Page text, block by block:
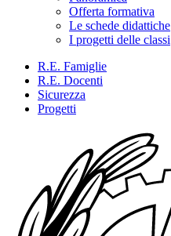
Offerta formativa
Le schede didattiche
I progetti delle classi
R.E. Famiglie
R.E. Docenti
Sicurezza
Progetti